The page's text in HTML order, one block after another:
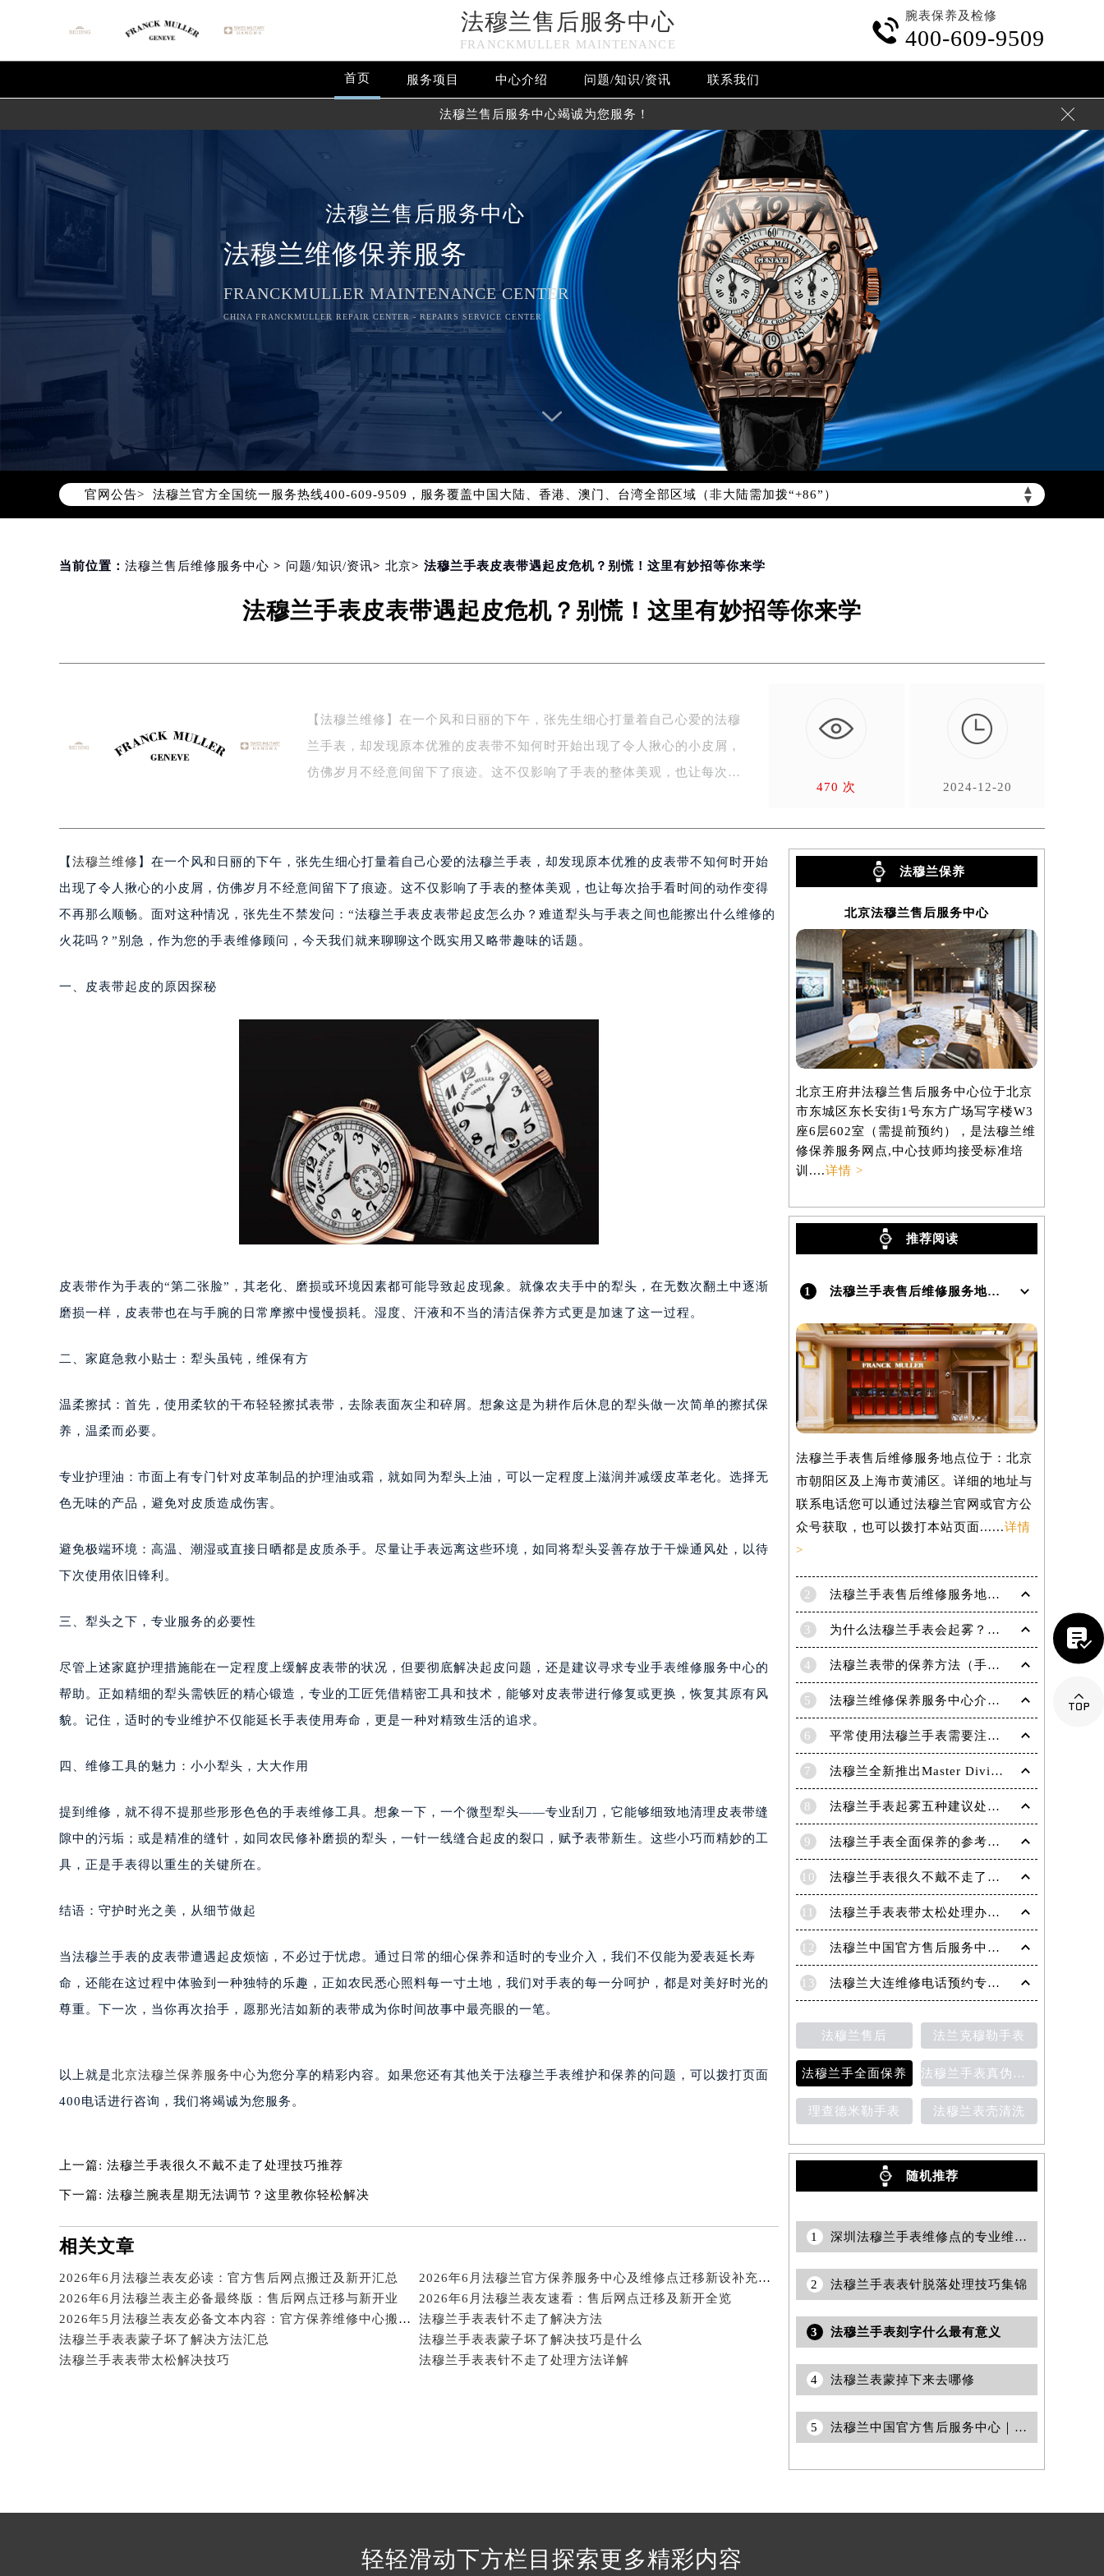
法穆兰售后服务中心
FRANCKMULLER MAINTENANCE

腕表保养及检修
400-609-9509
首页 服务项目 中心介绍 问题/知识/资讯 联系我们
法穆兰售后服务中心竭诚为您服务！ 
法穆兰售后服务中心
法穆兰维修保养服务
FRANCKMULLER MAINTENANCE CENTER
CHINA FRANCKMULLER REPAIR CENTER - REPAIRS SERVICE CENTER
官网公告> ▲
▼
2026年8月法穆兰中国区售后服务网络优化升级公告
2026年8月法穆兰全国官方售后客户服务热线：400-609-9509
法穆兰官方全国统一服务热线400-609-9509，服务覆盖中国大陆、香港、澳门、台湾全部区域（非大陆需加拨“+86”）
2026年8月法穆兰售后服务中心最新网点地址：
上海市徐汇区虹桥路3号港汇中心写字楼2座37层3705室（需提前预约）
上海市黄浦区南京东路299号宏伊国际广场写字楼8层806室（需提前预约）
扬州市邗江区国展路29号星耀天地写字楼1号楼18层1803室（需提前预约）
盐城市盐都区世纪大道5号盐城金融城写字楼1号楼16层1604室（需提前预约）
泰州市海陵区永定东路399号置地商务中心东塔写字楼（华润万象城）17层1706室（需提前预约）
金华市金东区东市南街777号金华万达广场写字楼4号楼22层2209室（需提前预约）
绍兴市越城区胜利东路379号世茂天际中心写字楼8层805室（需提前预约）
济南市历下区经十路11111号华润中心写字楼（万象城）15层1508室（需提前预约）
广州市天河区天河路230号万菱汇国际中心写字楼A塔7层704室（需提前预约）
深圳市罗湖区深南东路5001号华润大厦写字楼17层1701室（需提前预约）
厦门市思明区湖滨东路95号华润大厦写字楼B座11层1104室（需提前预约）
福州市鼓楼区五四路128-1号恒力城写字楼15层03室（需提前预约）
成都市锦江区人民东路6号SAC东原中心写字楼24层2406B室（需提前预约）
重庆市江北区观音桥步行街2号融恒时代广场写字楼9层902室（需提前预约）
长沙市芙蓉区定王台街道建湘路393号世茂环球金融中心写字楼（芙蓉广场）10层13室（需提前预约）
郑州市二七区铭功路10号华润大厦写字楼29层2905室（需提前预约）
太原市迎泽区解放路15号亨得利名表服务中心（品牌授权店）3层整层（需提前预约）
沈阳市沈河区中街路137号亨得利名表服务中心（品牌授权店）1层整层（需提前预约）
沈阳市沈河区中街路83号亨得利名表服务中心（品牌授权店）1层整层（需提前预约）
乌鲁木齐市天山区红山路26号时代广场（CCMALL）C座17层17-B（需提前预约）
哈尔滨市道里区友谊西路600号富力中心T2座写字楼29层03室（需提前预约）
大连市中山区人民路15号国际金融大厦7层G室（需提前预约）
东莞市东城街道鸿福东路1号民盈国贸中心T1写字楼9层907室（需提前预约）
南通市崇川区工农路57号圆融广场写字楼16层1603室（需提前预约）
南宁市青秀区金湖路59号地王大厦12楼1224室（需提前预约）
合肥市蜀山区潜山路111号万象城华润大厦B座12楼03室（需提前预约）
青岛市南区山东路6号华润大厦B座22层04室（需提前预约）
烟台市芝罘区胜利路139号万达金融中心A座907室（需提前预约）
贵阳市南明区都司高架桥路33号亨特国际金融中心14楼14D（需提前预约）
石家庄市长安区中山东路39号勒泰中心写字楼B座13层07室（需提前预约）
唐山市路南区新华东道100号万达广场写字楼A座10层1002室（需提前预约）
内蒙古自治区呼和浩特市玉泉区大学西街70号华润万象城写字楼（鄂尔多斯大厦）23层2326室（需提前预约）
重庆市解放碑渝中区民权路28号英利国际金融中心写字楼20层01室（需提前预约）
黑龙江省大庆市萨尔图区会战大街法穆兰售后服务中心（需提前预约）
黑龙江省鹤岗市向阳区红军路法穆兰售后服务中心（需提前预约）
黑龙江省鸡西市鸡冠区红军路法穆兰售后服务中心（需提前预约）
黑龙江省牡丹江市东安区太平路法穆兰售后服务中心（需提前预约）
黑龙江省七台河市桃山区大同街法穆兰售后服务中心（需提前预约）
黑龙江省齐齐哈尔市龙沙区龙华路法穆兰售后服务中心（需提前预约）
黑龙江省伊春市伊美区通河路法穆兰售后服务中心（需提前预约）
吉林省白城市洮北区明仁南街法穆兰售后服务中心（需提前预约）
吉林省辽源市龙山区人民大街法穆兰售后服务中心（需提前预约）
吉林省梅河口市新华街道梅河大街法穆兰售后服务中心（需提前预约）
吉林省延边市延吉市解放路法穆兰售后服务中心（需提前预约）
辽宁省鞍山市铁东区站前街法穆兰售后服务中心（需提前预约）
辽宁省本溪市平山区胜利路法穆兰售后服务中心（需提前预约）
辽宁省朝阳市双塔区新华路法穆兰售后服务中心（需提前预约）
辽宁省盘锦市兴隆台区石油大街法穆兰售后服务中心（需提前预约）
辽宁省营口市站前区市府路与渤海大街交叉口法穆兰售后服务中心（需提前预约）
当前位置： 法穆兰售后维修服务中心 > 问题/知识/资讯> 北京> 法穆兰手表皮表带遇起皮危机？别慌！这里有妙招等你来学
法穆兰手表皮表带遇起皮危机？别慌！这里有妙招等你来学
【法穆兰维修】在一个风和日丽的下午，张先生细心打量着自己心爱的法穆
兰手表，却发现原本优雅的皮表带不知何时开始出现了令人揪心的小皮屑，
仿佛岁月不经意间留下了痕迹。这不仅影响了手表的整体美观，也让每次
470 次

2024-12-20
【 法穆兰维修 】在一个风和日丽的下午，张先生细心打量着自己心爱的法穆兰手表，却发现原本优雅的皮表带不知何时开始
出现了令人揪心的小皮屑，仿佛岁月不经意间留下了痕迹。这不仅影响了手表的整体美观，也让每次抬手看时间的动作变得
不再那么顺畅。面对这种情况，张先生不禁发问：“法穆兰手表皮表带起皮怎么办？难道犁头与手表之间也能擦出什么维修的
火花吗？”别急，作为您的手表维修顾问，今天我们就来聊聊这个既实用又略带趣味的话题。
一、皮表带起皮的原因探秘
皮表带作为手表的“第二张脸”，其老化、磨损或环境因素都可能导致起皮现象。就像农夫手中的犁头，在无数次翻土中逐渐
磨损一样，皮表带也在与手腕的日常摩擦中慢慢损耗。湿度、汗液和不当的清洁保养方式更是加速了这一过程。
二、家庭急救小贴士：犁头虽钝，维保有方
温柔擦拭：首先，使用柔软的干布轻轻擦拭表带，去除表面灰尘和碎屑。想象这是为耕作后休息的犁头做一次简单的擦拭保
养，温柔而必要。
专业护理油：市面上有专门针对皮革制品的护理油或霜，就如同为犁头上油，可以一定程度上滋润并减缓皮革老化。选择无
色无味的产品，避免对皮质造成伤害。
避免极端环境：高温、潮湿或直接日晒都是皮质杀手。尽量让手表远离这些环境，如同将犁头妥善存放于干燥通风处，以待
下次使用依旧锋利。
三、犁头之下，专业服务的必要性
尽管上述家庭护理措施能在一定程度上缓解皮表带的状况，但要彻底解决起皮问题，还是建议寻求专业手表维修服务中心的
帮助。正如精细的犁头需铁匠的精心锻造，专业的工匠凭借精密工具和技术，能够对皮表带进行修复或更换，恢复其原有风
貌。记住，适时的专业维护不仅能延长手表使用寿命，更是一种对精致生活的追求。
四、维修工具的魅力：小小犁头，大大作用
提到维修，就不得不提那些形形色色的手表维修工具。想象一下，一个微型犁头——专业刮刀，它能够细致地清理皮表带缝
隙中的污垢；或是精准的缝针，如同农民修补磨损的犁头，一针一线缝合起皮的裂口，赋予表带新生。这些小巧而精妙的工
具，正是手表得以重生的关键所在。
结语：守护时光之美，从细节做起
当法穆兰手表的皮表带遭遇起皮烦恼，不必过于忧虑。通过日常的细心保养和适时的专业介入，我们不仅能为爱表延长寿
命，还能在这过程中体验到一种独特的乐趣，正如农民悉心照料每一寸土地，我们对手表的每一分呵护，都是对美好时光的
尊重。下一次，当你再次抬手，愿那光洁如新的表带成为你时间故事中最亮眼的一笔。
以上就是北京法穆兰保养服务中心为您分享的精彩内容。如果您还有其他关于法穆兰手表维护和保养的问题，可以拨打页面
400电话进行咨询，我们将竭诚为您服务。
上一篇: 法穆兰手表很久不戴不走了处理技巧推荐
下一篇: 法穆兰腕表星期无法调节？这里教你轻松解决
相关文章
2026年6月法穆兰表友必读：官方售后网点搬迁及新开汇总
2026年6月法穆兰官方保养服务中心及维修点迁移新设补充公告原文发布
2026年6月法穆兰表主必备最终版：售后网点迁移与新开业
2026年6月法穆兰表友速看：售后网点迁移及新开全览
2026年5月法穆兰表友必备文本内容：官方保养维修中心搬迁及新开列表
法穆兰手表表针不走了解决方法
法穆兰手表表蒙子坏了解决方法汇总
法穆兰手表表蒙子坏了解决技巧是什么
法穆兰手表表带太松解决技巧
法穆兰手表表针不走了处理方法详解
法穆兰保养
北京法穆兰售后服务中心
北京王府井法穆兰售后服务中心位于北京
市东城区东长安街1号东方广场写字楼W3
座6层602室（需提前预约），是法穆兰维
修保养服务网点,中心技师均接受标准培
训....详情 >
推荐阅读
1 法穆兰手表售后维修服务地点在哪里呢？
法穆兰手表售后维修服务地点位于：北京
市朝阳区及上海市黄浦区。详细的地址与
联系电话您可以通过法穆兰官网或官方公
众号获取，也可以拨打本站页面......详情
>
2 法穆兰手表售后维修服务地点电话是多少？
3 为什么法穆兰手表会起雾？(法穆兰手表起雾处理方法？)
4 法穆兰表带的保养方法（手表如何保养）
5 法穆兰维修保养服务中心介绍 | 法穆兰
6 平常使用法穆兰手表需要注意哪些事项|法穆兰技师为您讲解
7 法穆兰全新推出Master Diving限量版腕表
8 法穆兰手表起雾五种建议处理方法！
9 法穆兰手表全面保养的参考建议！
10 法穆兰手表很久不戴不走了处理技巧盘点
11 法穆兰手表表带太松处理办法详解
12 法穆兰中国官方售后服务中心｜地址与客户服务热线权威信息通知（2026年7月最新）
13 法穆兰大连维修电话预约专业售后保养服务权威公示（2026年7月最新）
法穆兰售后 法兰克穆勒手表
法穆兰手全面保养 法穆兰手表真伪鉴别
理查德米勒手表 法穆兰表壳清洗
随机推荐
1 深圳法穆兰手表维修点的专业维修保养服务权威公示（2026年7月最新）
2 法穆兰手表表针脱落处理技巧集锦
3 法穆兰手表刻字什么最有意义
4 法穆兰表蒙掉下来去哪修
5 法穆兰中国官方售后服务中心｜详细地址及24小时售后热线权威信息公告（2026年6月最新）
轻轻滑动下方栏目探索更多精彩内容

